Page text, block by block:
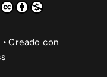
• Creado con